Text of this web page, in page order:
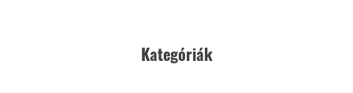
Kategóriák